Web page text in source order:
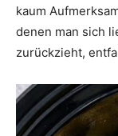
kaum
denen man sich
zurückzieht,